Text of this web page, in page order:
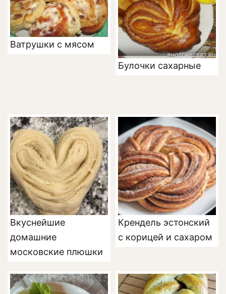
Ватрушки с мясом
Булочки сахарные
Вкуснейшие
домашние
московские плюшки
Крендель эстонский
с корицей и сахаром